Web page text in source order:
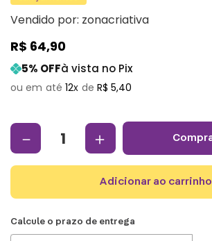
Vendido por: zonacriativa
R$ 64,90
5% OFFà vista no Pix
12 R$ 5,40
＋
－
adicionar ao carrinho